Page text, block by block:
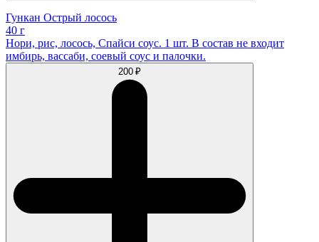
Гункан Острый лосось
40 г
Нори, рис, лосось, Спайси соус. 1 шт. В состав не входит
имбирь, вассаби, соевый соус и палочки.
200 ₽